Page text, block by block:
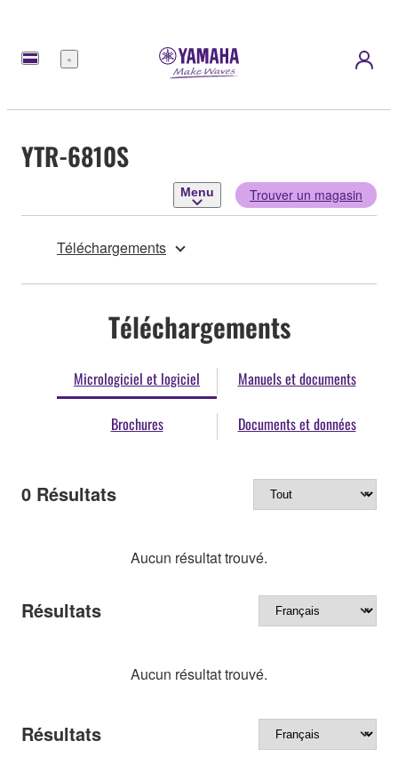
Menu
YTR-6810S
Menu Trouver un magasin
Téléchargements
Téléchargements
Micrologiciel et logiciel Manuels et documents
Brochures Documents et données
0 Résultats
Aucun résultat trouvé.
Résultats
Aucun résultat trouvé.
Résultats